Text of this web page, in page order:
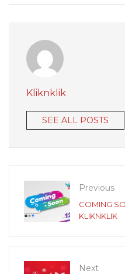
Kliknklik
SEE ALL POSTS
Previous
COMING
KLIKNKLIK
Next